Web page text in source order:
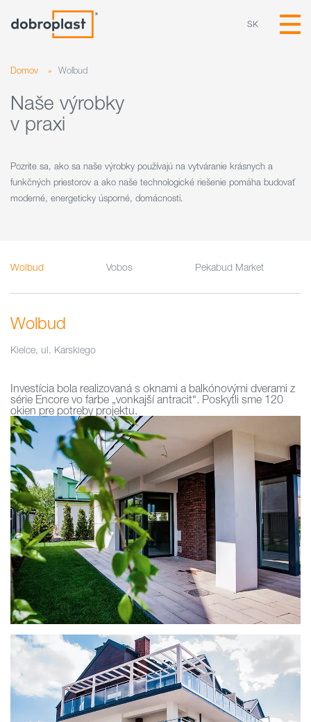
SK
Domov » Wolbud
Naše výrobky
v praxi
Pozrite sa, ako sa naše výrobky používajú na vytváranie krásnych a
funkčných priestorov a ako naše technologické riešenie pomáha budovať
moderné, energeticky úsporné, domácnosti.
Wolbud Vobos Pekabud Market
Wolbud
Kielce, ul. Karskiego
Investícia bola realizovaná s oknami a balkónovými dverami z
série Encore vo farbe „vonkajší antracit“. Poskytli sme 120
okien pre potreby projektu.